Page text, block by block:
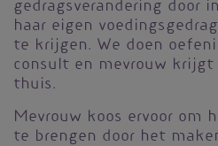
gedragsverandering door
haar eigen
te krijgen. We doen
consult en mevrouw krijgt
thuis.
Mevrouw koos ervoor om
te brengen door het